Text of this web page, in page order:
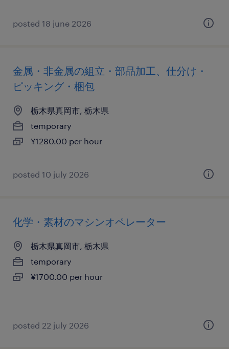
posted 18 june 2026
金属・非金属の組立・部品加工、仕分け・
ピッキング・梱包
栃木県真岡市, 栃木県
temporary
¥1280.00 per hour
posted 10 july 2026
化学・素材のマシンオペレーター
栃木県真岡市, 栃木県
temporary
¥1700.00 per hour
posted 22 july 2026